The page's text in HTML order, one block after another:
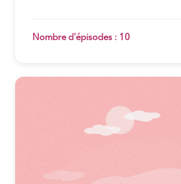
Nombre d'épisodes : 10